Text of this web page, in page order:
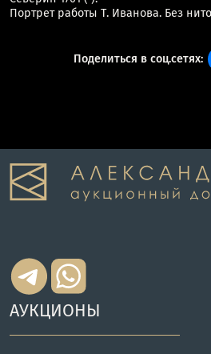
Портрет работы Т. Иванова. Без
Поделиться в соц.сетях:
АУКЦИОНЫ